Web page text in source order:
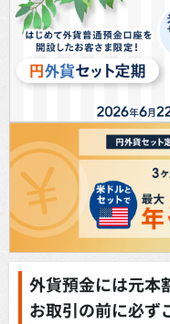
外貨預金には元本
お取引の前に必ず